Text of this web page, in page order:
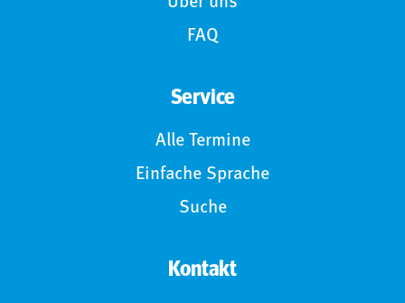
FAQ
Service
Alle Termine
Einfache Sprache
Suche
Kontakt